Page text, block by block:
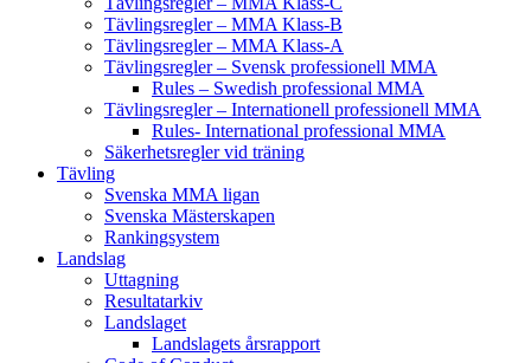
Tävlingsregler – MMA Klass-B
Tävlingsregler – MMA Klass-A
Tävlingsregler – Svensk professionell MMA
Rules – Swedish professional MMA
Tävlingsregler – Internationell professionell MMA
Rules- International professional MMA
Säkerhetsregler vid träning
Tävling
Svenska MMA ligan
Svenska Mästerskapen
Rankingsystem
Landslag
Uttagning
Resultatarkiv
Landslaget
Landslagets årsrapport